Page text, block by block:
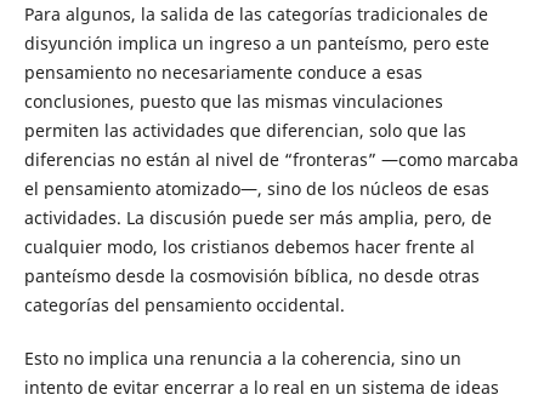
Para algunos, la salida de las categorías tradicionales de
disyunción implica un ingreso a un panteísmo, pero este
pensamiento no necesariamente conduce a esas
conclusiones, puesto que las mismas vinculaciones
permiten las actividades que diferencian, solo que las
diferencias no están al nivel de “fronteras” ―como marcaba
el pensamiento atomizado―, sino de los núcleos de esas
actividades. La discusión puede ser más amplia, pero, de
cualquier modo, los cristianos debemos hacer frente al
panteísmo desde la cosmovisión bíblica, no desde otras
categorías del pensamiento occidental.
Esto no implica una renuncia a la coherencia, sino un
intento de evitar encerrar a lo real en un sistema de ideas